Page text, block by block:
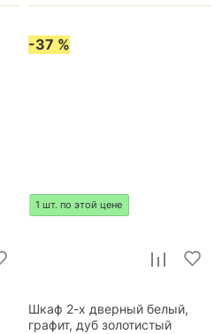
-37 %
1 шт. по этой цене
Шкаф 2-х дверный белый,
графит, дуб золотистый